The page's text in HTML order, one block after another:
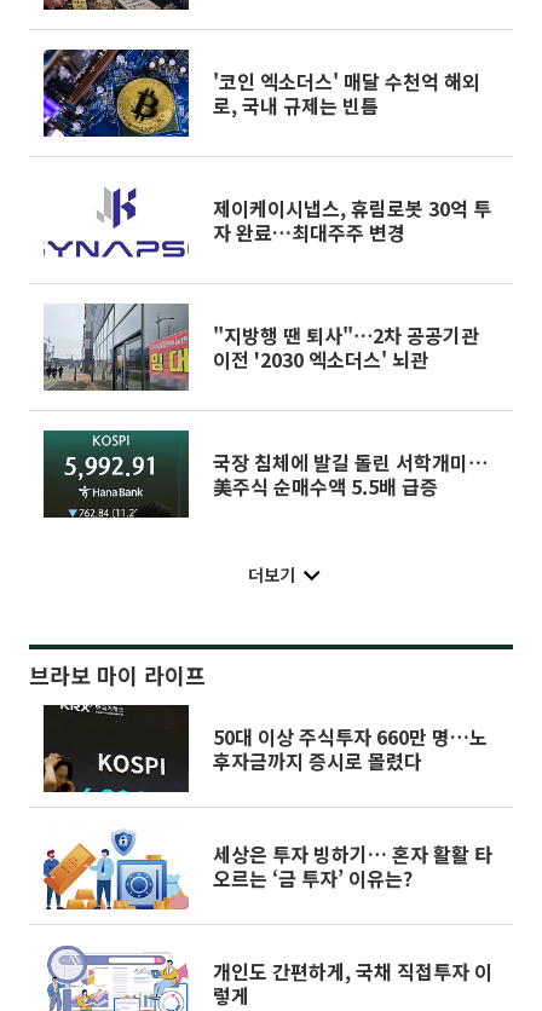
'코인 엑소더스' 매달 수천억 해외
로, 국내 규제는 빈틈
제이케이시냅스, 휴림로봇 30억 투
자 완료…최대주주 변경
"지방행 땐 퇴사"⋯2차 공공기관
이전 '2030 엑소더스' 뇌관
국장 침체에 발길 돌린 서학개미⋯
美주식 순매수액 5.5배 급증
더보기
브라보 마이 라이프
50대 이상 주식투자 660만 명…노
후자금까지 증시로 몰렸다
세상은 투자 빙하기… 혼자 활활 타
오르는 ‘금 투자’ 이유는?
개인도 간편하게, 국채 직접투자 이
렇게